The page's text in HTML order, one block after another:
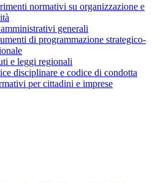
normativi su organizzazione e
generali
di programmazione strategico-
e leggi regionali
disciplinare e codice di condotta
per cittadini e imprese